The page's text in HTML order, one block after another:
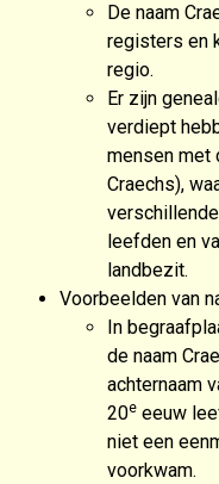
De naam
registers en
regio.
Er zijn
verdiept
mensen met
Craechs),
leefden en
landbezit.
Voorbeelden van
In
de naam
achternaam
20e eeuw
niet een
voorkwam.